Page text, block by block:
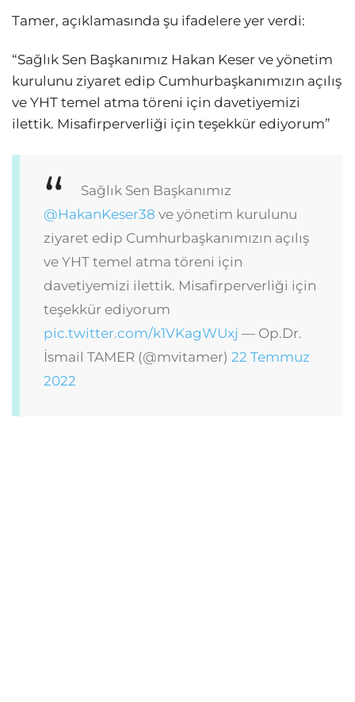
Tamer, açıklamasında şu ifadelere yer verdi:
“Sağlık Sen Başkanımız Hakan Keser ve yönetim
kurulunu ziyaret edip Cumhurbaşkanımızın açılış
ve YHT temel atma töreni için davetiyemizi
ilettik. Misafirperverliği için teşekkür ediyorum”
Sağlık Sen Başkanımız
@HakanKeser38 ve yönetim kurulunu
ziyaret edip Cumhurbaşkanımızın açılış
ve YHT temel atma töreni için
davetiyemizi ilettik. Misafirperverliği için
teşekkür ediyorum
pic.twitter.com/k1VKagWUxj — Op.Dr.
İsmail TAMER (@mvitamer) 22 Temmuz
2022